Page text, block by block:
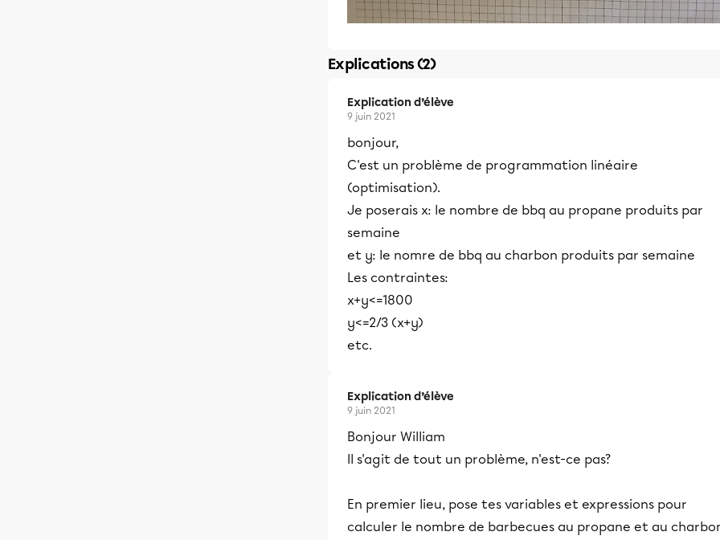
Explications (2)
Explication d’élève
9 juin 2021
bonjour,
C'est un problème de programmation linéaire
(optimisation).
Je poserais x: le nombre de bbq au propane produits par
semaine
et y: le nomre de bbq au charbon produits par semaine
Les contraintes:
x+y<=1800
y<=2/3 (x+y)
etc.
Explication d’élève
9 juin 2021
Bonjour William
Il s'agit de tout un problème, n'est-ce pas?
En premier lieu, pose tes variables et expressions pour
calculer le nombre de barbecues au propane et au